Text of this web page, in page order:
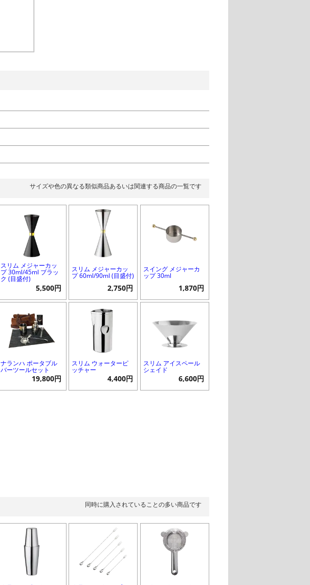
サイズや色の異なる類似商品あるいは関連する商品の一覧です
スリム メジャーカッ
プ 30ml/45ml ブラッ
ク (目盛付)
5,500円
スリム メジャーカッ
プ 60ml/90ml (目盛付)
2,750円
スイング メジャーカ
ップ 30ml
1,870円
ナランハ ポータブル
バーツールセット
19,800円
スリム ウォーターピ
ッチャー
4,400円
スリム アイスペール
シェイド
6,600円
同時に購入されていることの多い商品です